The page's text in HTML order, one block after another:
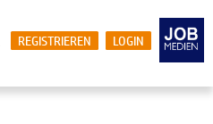
LOGIN
REGISTRIEREN